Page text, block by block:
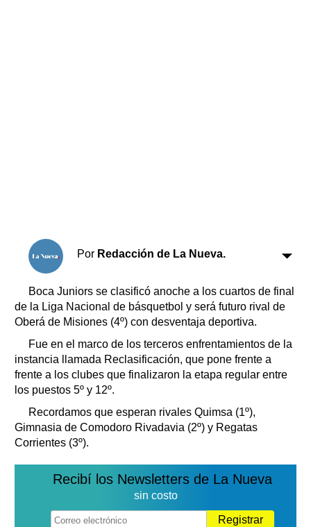
Por Redacción de La Nueva.
Boca Juniors se clasificó anoche a los cuartos de final
de la Liga Nacional de básquetbol y será futuro rival de
Oberá de Misiones (4º) con desventaja deportiva.
Fue en el marco de los terceros enfrentamientos de la
instancia llamada Reclasificación, que pone frente a
frente a los clubes que finalizaron la etapa regular entre
los puestos 5º y 12º.
Recordamos que esperan rivales Quimsa (1º),
Gimnasia de Comodoro Rivadavia (2º) y Regatas
Corrientes (3º).
Recibí los Newsletters de La Nueva
sin costo
Registrar